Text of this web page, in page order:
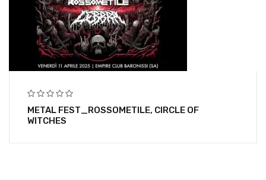
METAL FEST_ROSSOMETILE, CIRCLE OF
WITCHES